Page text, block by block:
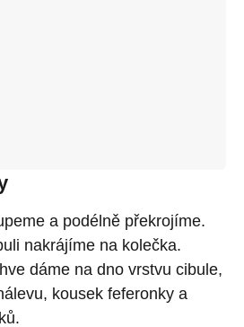
a podélně překrojíme.
nakrájíme na kolečka.
dáme na dno vrstvu cibule,
kousek feferonky a